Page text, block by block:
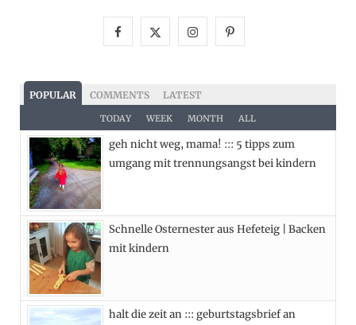
c
e
b
k
T
w
i
e
I
s
t
a
a
P
e
s
POPULAR COMMENTS LATEST
TODAY WEEK MONTH ALL
geh nicht weg, mama! ::: 5 tipps zum
umgang mit trennungsangst bei kindern
Schnelle Osternester aus Hefeteig | Backen
mit kindern
halt die zeit an ::: geburtstagsbrief an